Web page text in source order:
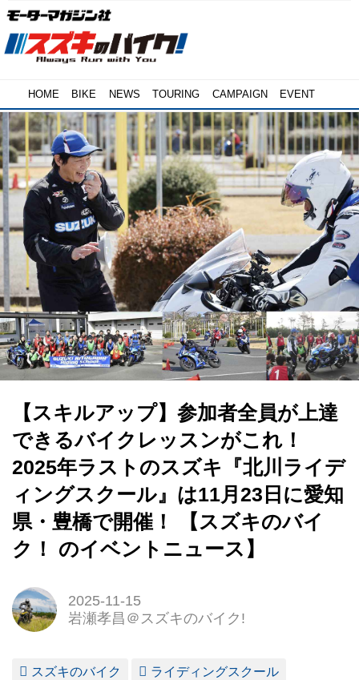
HOME BIKE NEWS TOURING CAMPAIGN EVENT
【スキルアップ】参加者全員が上達
できるバイクレッスンがこれ！
2025年ラストのスズキ『北川ライデ
ィングスクール』は11月23日に愛知
県・豊橋で開催！ 【スズキのバイ
ク！ のイベントニュース】
2025-11-15
岩瀬孝昌＠スズキのバイク!
スズキのバイク ライディングスクール